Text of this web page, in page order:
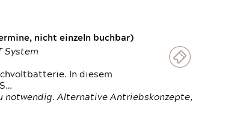
nicht einzeln buchbar)
System
In diesem
notwendig. Alternative Antriebskonzepte,